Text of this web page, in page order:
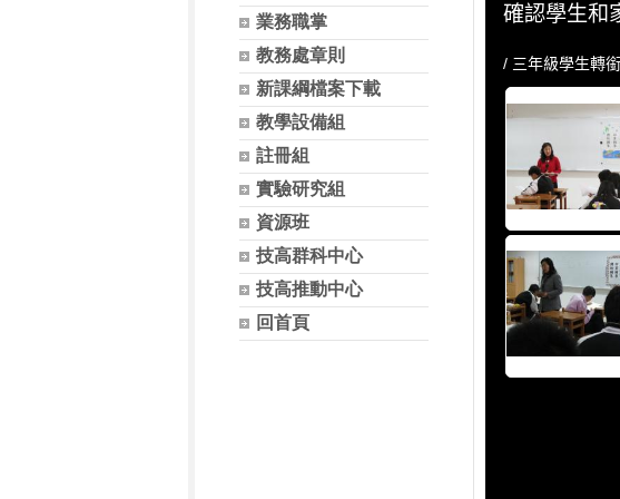
業務職掌
教務處章則
新課綱檔案下載
教學設備組
註冊組
實驗研究組
資源班
技高群科中心
技高推動中心
回首頁